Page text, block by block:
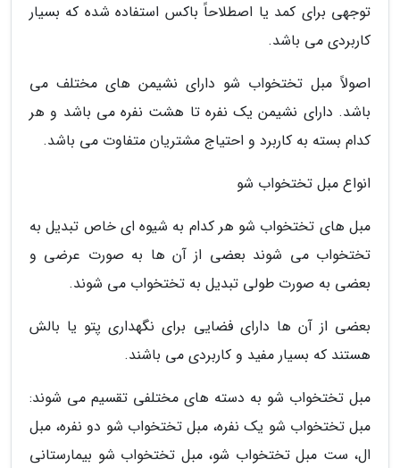
توجهی برای کمد یا اصطلاحاً باکس استفاده شده که بسیار
کاربردی می باشد.
اصولاً مبل تختخواب شو دارای نشیمن های مختلف می
باشد. دارای نشیمن یک نفره تا هشت نفره می باشد و هر
کدام بسته به کاربرد و احتیاج مشتریان متفاوت می باشد.
انواع مبل تختخواب شو
مبل های تختخواب شو هر کدام به شیوه ای خاص تبدیل به
تختخواب می شوند بعضی از آن ها به صورت عرضی و
بعضی به صورت طولی تبدیل به تختخواب می شوند.
بعضی از آن ها دارای فضایی برای نگهداری پتو یا بالش
هستند که بسیار مفید و کاربردی می باشند.
مبل تختخواب شو به دسته های مختلفی تقسیم می شوند:
مبل تختخواب شو یک نفره، مبل تختخواب شو دو نفره، مبل
ال، ست مبل تختخواب شو، مبل تختخواب شو بیمارستانی